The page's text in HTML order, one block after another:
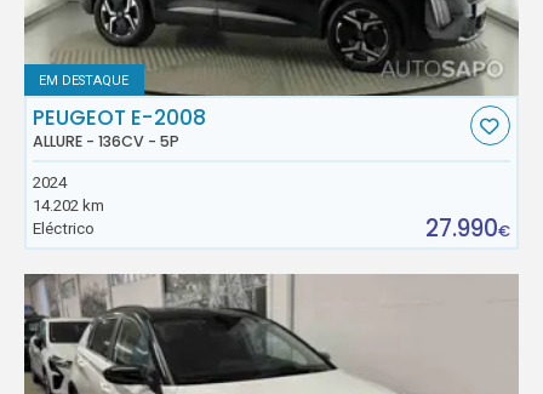
EM DESTAQUE
PEUGEOT E-2008
ALLURE - 136CV - 5P
2024
14.202 km
Eléctrico
27.990€